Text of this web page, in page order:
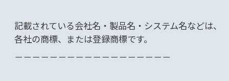
記載されている会社名・製品名・システム名などは、
各社の商標、または登録商標です。
－－－－－－－－－－－－－－－－－－